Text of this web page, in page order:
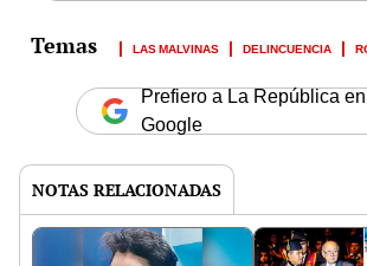
LAS MALVINAS DELINCUENCIA
Prefiero a La República en
Google
NOTAS RELACIONADAS